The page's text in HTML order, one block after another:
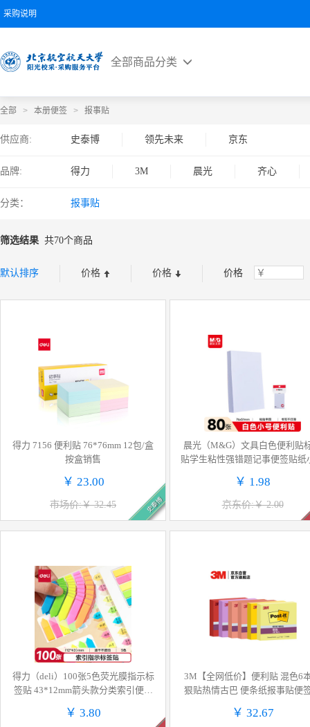
采购说明
全部商品分类
全部 > 本册便签 > 报事贴
供应商: 史泰博 领先未来 京东
品牌: 得力 3M 晨光 齐心
分类： 报事贴
筛选结果 共70个商品
默认排序 价格 价格 价格
得力 7156 便利贴 76*76mm 12包/盒
按盒销售
￥ 23.00
市场价:￥ 32.45 史泰博
晨光（M&G）文具白色便利贴
贴学生粘性强错题记事便签贴纸
￥ 1.98
京东价:￥ 2.00
得力（deli）100张5色荧光膜指示标
签贴 43*12mm箭头款分类索引便利
￥ 3.80
3M【全网低价】便利贴 混色6
狠贴热情古巴 便条纸报事贴便
￥ 32.67